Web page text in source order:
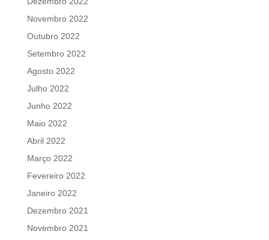
Novembro 2022
Outubro 2022
Setembro 2022
Agosto 2022
Julho 2022
Junho 2022
Maio 2022
Abril 2022
Março 2022
Fevereiro 2022
Janeiro 2022
Dezembro 2021
Novembro 2021